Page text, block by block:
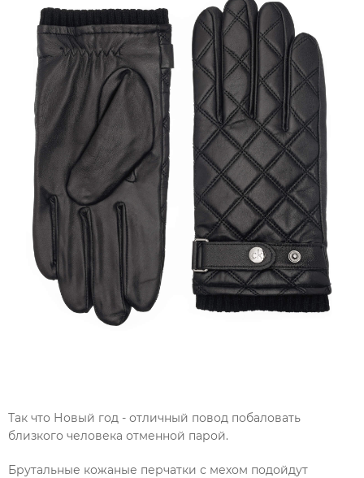
Так что Новый год - отличный повод побаловать
близкого человека отменной парой.
Брутальные кожаные перчатки с мехом подойдут